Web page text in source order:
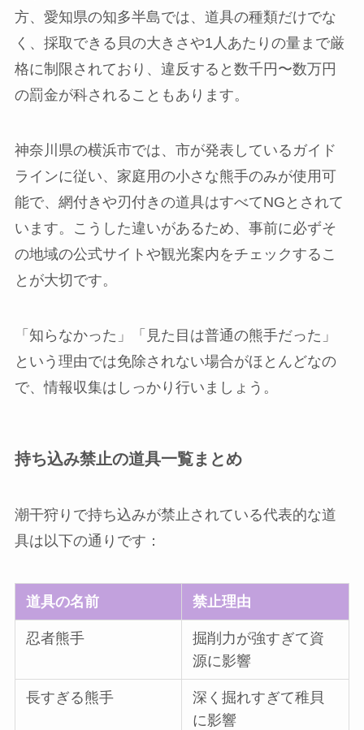
方、愛知県の知多半島では、道具の種類だけでな
く、採取できる貝の大きさや1人あたりの量まで厳
格に制限されており、違反すると数千円〜数万円
の罰金が科されることもあります。
神奈川県の横浜市では、市が発表しているガイド
ラインに従い、家庭用の小さな熊手のみが使用可
能で、網付きや刃付きの道具はすべてNGとされて
います。こうした違いがあるため、事前に必ずそ
の地域の公式サイトや観光案内をチェックするこ
とが大切です。
「知らなかった」「見た目は普通の熊手だった」
という理由では免除されない場合がほとんどなの
で、情報収集はしっかり行いましょう。
持ち込み禁止の道具一覧まとめ
潮干狩りで持ち込みが禁止されている代表的な道
具は以下の通りです：
道具の名前 禁止理由
忍者熊手
掘削力が強すぎて資
源に影響
長すぎる熊手
深く掘れすぎて稚貝
に影響